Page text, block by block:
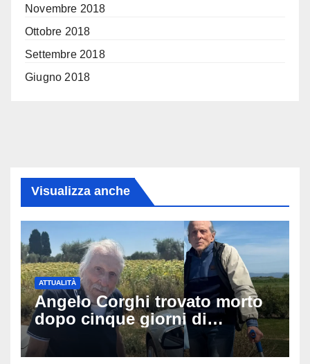
Novembre 2018
Ottobre 2018
Settembre 2018
Giugno 2018
Visualizza anche
ATTUALITÀ
Angelo Corghi trovato morto
dopo cinque giorni di
ricerche: il giallo dell’80enne
scomparso dopo essere